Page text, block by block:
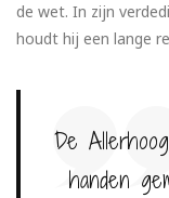
de wet. In zijn
houdt hij een lange
De
handen